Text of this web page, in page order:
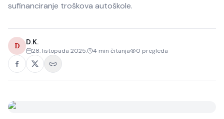
sufinanciranje troškova autoškole.
D D.K.
28. listopada 2025. 4 min čitanja 0 pregleda